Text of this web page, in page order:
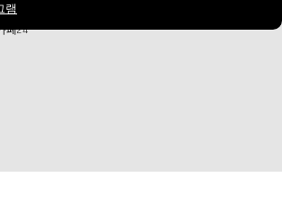
자 : 김혜정
페24
램